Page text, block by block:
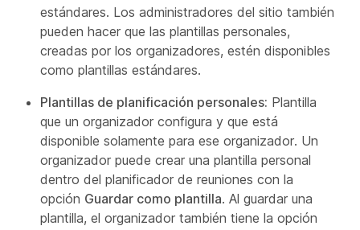
estándares. Los administradores del sitio también
pueden hacer que las plantillas personales,
creadas por los organizadores, estén disponibles
como plantillas estándares.
Plantillas de planificación personales: Plantilla
que un organizador configura y que está
disponible solamente para ese organizador. Un
organizador puede crear una plantilla personal
dentro del planificador de reuniones con la
opción Guardar como plantilla. Al guardar una
plantilla, el organizador también tiene la opción